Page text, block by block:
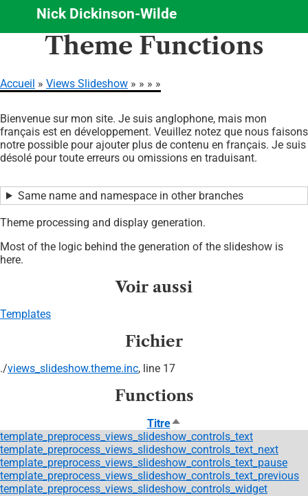
Aller
principal
Nick Dickinson-Wilde
Theme Functions
d'Ariane
Accueil Views Slideshow
Bienvenue sur mon site. Je suis anglophone, mais mon
français est en développement. Veuillez notez que nous faisons
notre possible pour ajouter plus de contenu en français. Je suis
désolé pour toute erreurs ou omissions en traduisant.
Same name and namespace in other branches
Theme processing and display generation.
Most of the logic behind the generation of the slideshow is
here.
Voir aussi
Templates
Fichier
./views_slideshow.theme.inc, line 17
Functions
Titre Trier
par
ordre
décroissant
template_preprocess_views_slideshow_controls_text
template_preprocess_views_slideshow_controls_text_next
template_preprocess_views_slideshow_controls_text_pause
template_preprocess_views_slideshow_controls_text_previous
template_preprocess_views_slideshow_controls_widget